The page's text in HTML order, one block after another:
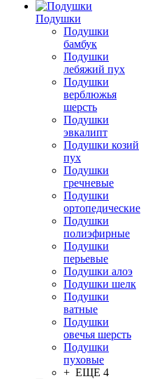
Подушки
Подушки
бамбук
Подушки
лебяжий пух
Подушки
верблюжья
шерсть
Подушки
эвкалипт
Подушки козий
пух
Подушки
гречневые
Подушки
ортопедические
Подушки
полиэфирные
Подушки
перьевые
Подушки алоэ
Подушки шелк
Подушки
ватные
Подушки
овечья шерсть
Подушки
пуховые
+ ЕЩЕ 4